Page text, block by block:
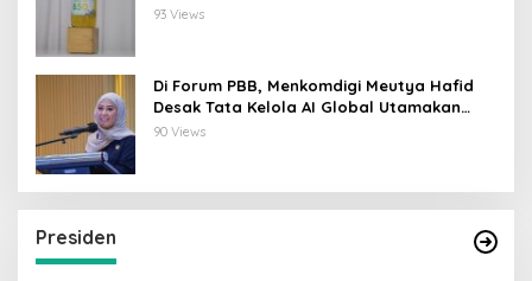
93 Views
Di Forum PBB, Menkomdigi Meutya Hafid
Desak Tata Kelola AI Global Utamakan
Perlindungan Anak
90 Views
Presiden